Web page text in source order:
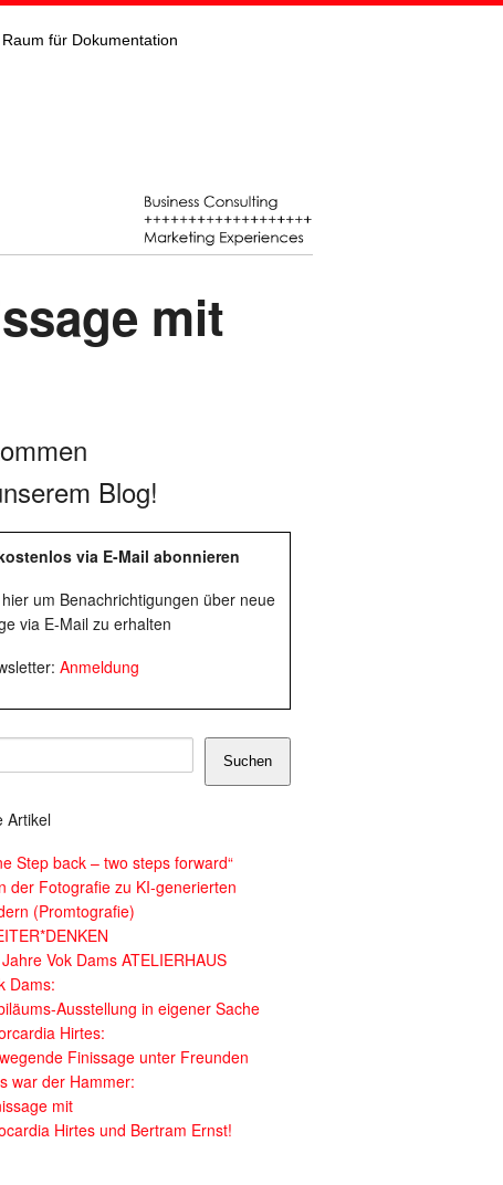
Raum für Dokumentation
mit
Blog!
via E-Mail abonnieren
um Benachrichtigungen über neue
via E-Mail zu erhalten
Anmeldung
Suchen
Artikel
Step back – two steps forward“
der Fotografie zu KI-generierten
(Promtografie)
Vok Dams ATELIERHAUS
Dams:
Ausstellung in eigener Sache
Hirtes:
Finissage unter Freunden
war der Hammer:
mit
Hirtes und Bertram Ernst!